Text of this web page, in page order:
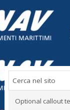
Optional callout